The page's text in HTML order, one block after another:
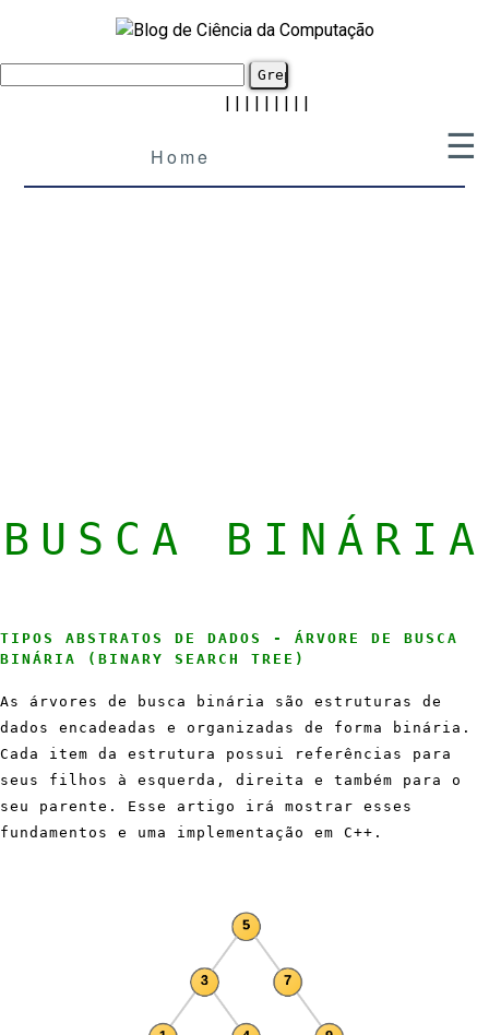
Home
| | | | | | | | |
☰
BUSCA BINÁRIA
TIPOS ABSTRATOS DE DADOS - ÁRVORE DE BUSCA
BINÁRIA (BINARY SEARCH TREE)
As árvores de busca binária são estruturas de
dados encadeadas e organizadas de forma binária.
Cada item da estrutura possui referências para
seus filhos à esquerda, direita e também para o
seu parente. Esse artigo irá mostrar esses
fundamentos e uma implementação em C++.